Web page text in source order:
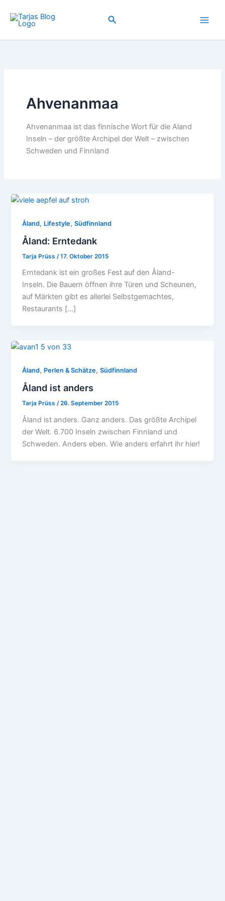
Inhalt
springen
Suchen
Ahvenanmaa
Ahvenanmaa ist das finnische Wort für die Aland
Inseln – der größte Archipel der Welt – zwischen
Schweden und Finnland
Åland, Lifestyle,Südfinnland
Åland: Erntedank
Tarja Prüss /17. Oktober 2015
Erntedank ist ein großes Fest auf den Åland-
Inseln. Die Bauern öffnen ihre Türen und Scheunen,
auf Märkten gibt es allerlei Selbstgemachtes,
Restaurants […]
Åland, Perlen & Schätze,Südfinnland
Åland ist anders
Tarja Prüss/26. September 2015
Åland ist anders. Ganz anders. Das größte Archipel
der Welt. 6.700 Inseln zwischen Finnland und
Schweden. Anders eben. Wie anders erfahrt ihr hier!